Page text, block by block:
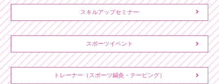
スキルアップセミナー
スポーツイベント
トレーナー（スポーツ鍼灸・テーピング）